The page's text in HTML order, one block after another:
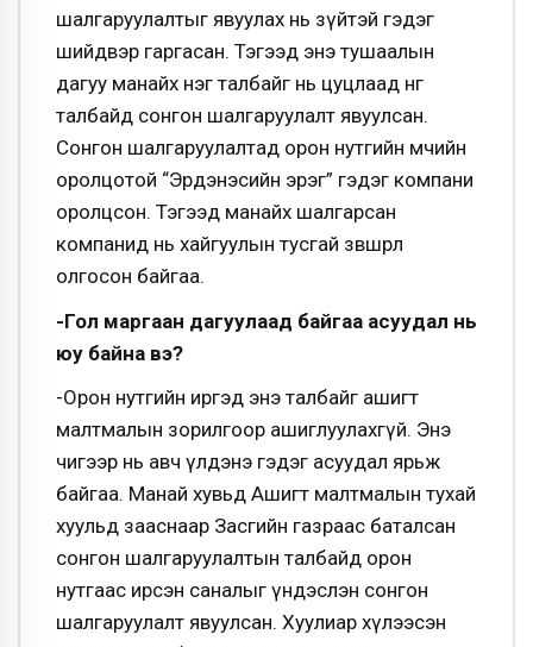
шалгаруулалтыг явуулах нь зүйтэй гэдэг
шийдвэр гаргасан. Тэгээд энэ тушаалын
дагуу манайх нэг талбайг нь цуцлаад нөгөө
талбайд сонгон шалгаруулалт явуулсан.
Сонгон шалгаруулалтад орон нутгийн өмчийн
оролцотой “Эрдэнэсийн эрэг” гэдэг компани
оролцсон. Тэгээд манайх шалгарсан
компанид нь хайгуулын тусгай зөвшөөрөл
олгосон байгаа.
-Гол маргаан дагуулаад байгаа асуудал нь
юу байна вэ?
-Орон нутгийн иргэд энэ талбайг ашигт
малтмалын зорилгоор ашиглуулахгүй. Энэ
чигээр нь авч үлдэнэ гэдэг асуудал ярьж
байгаа. Манай хувьд Ашигт малтмалын тухай
хуульд зааснаар Засгийн газраас баталсан
сонгон шалгаруулалтын талбайд орон
нутгаас ирсэн саналыг үндэслэн сонгон
шалгаруулалт явуулсан. Хуулиар хүлээсэн